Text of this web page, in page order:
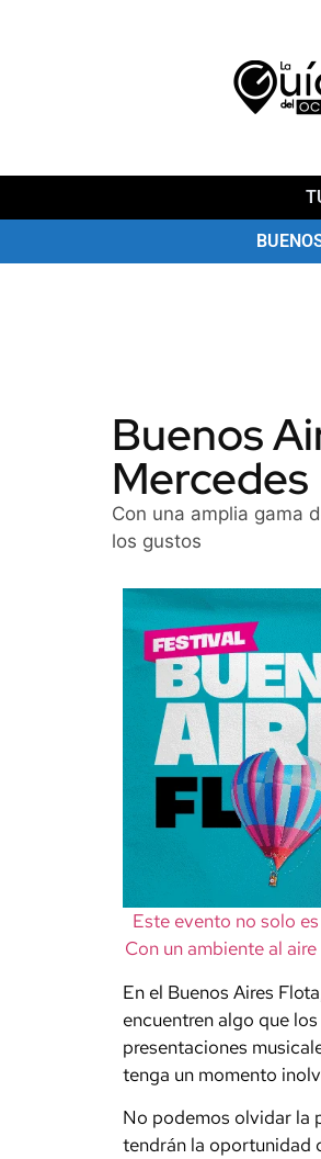
Buenos
Mercedes
Con una amplia gama
los gustos
Este evento no solo
Con un ambiente al
En el Buenos Aires
encuentren algo que
presentaciones
tenga un momento
No podemos olvidar la
tendrán la oportunidad